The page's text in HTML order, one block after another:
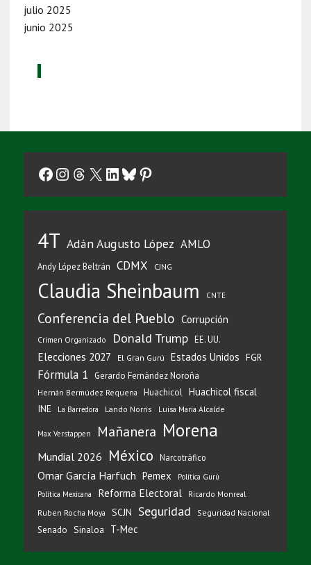
julio 2025
junio 2025
Facebook
Instagram
Threads
X LinkedIn
Bluesky
Pinterest
4T Adán Augusto López AMLO
Andy López Beltrán CDMX CJNG
Claudia Sheinbaum CNTE
Conferencia del Pueblo Corrupción
Crimen Organizado Donald Trump EE. UU.
Elecciones 2027 El Gran Gurú Estados Unidos FGR
Fórmula 1 Gerardo Fernández Noroña
Hernán Bermúdez Requena Huachicol Huachicol fiscal
INE La Barredora Lando Norris Luisa María Alcalde
Max Verstappen Mañanera Morena
Mundial 2026 México Narcotráfico
Omar García Harfuch Pemex
Política Gurú
Política Mexicana
Reforma Electoral
Ricardo Monreal
Ruben Rocha Moya
SCJN Seguridad Seguridad Nacional
Senado Sinaloa T-Mec